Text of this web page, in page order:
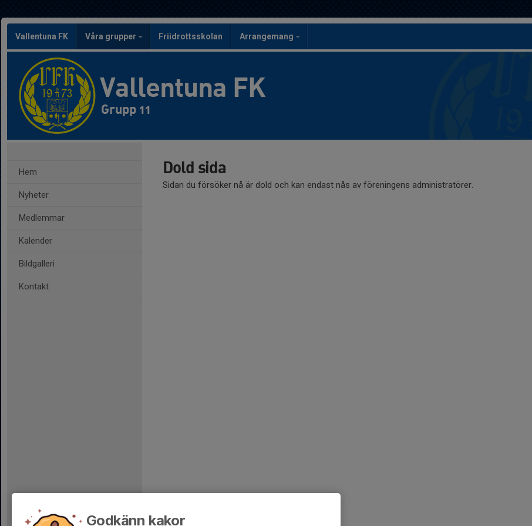
Vallentuna FK Våra grupper Friidrottsskolan Arrangemang
Vallentuna FK
Grupp 11
Hem
Nyheter
Medlemmar
Kalender
Bildgalleri
Kontakt
Dold sida
Sidan du försöker nå är dold och kan endast nås av föreningens administratörer.
Godkänn kakor